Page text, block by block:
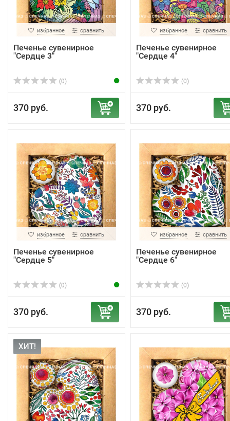
избранное сравнить
Печенье сувенирное
"Сердце 3"
(0)
370 руб.
избранное сравнить
Печенье сувенирное
"Сердце 4"
(0)
370 руб.
избранное сравнить
Печенье сувенирное
"Сердце 5"
(0)
370 руб.
избранное сравнить
Печенье сувенирное
"Сердце 6"
(0)
370 руб.
ХИТ!